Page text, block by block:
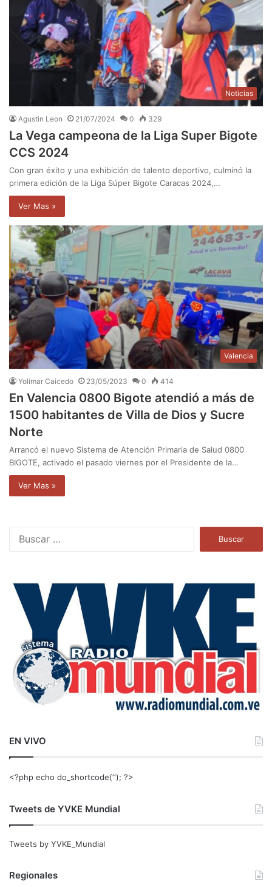
Noticias
Agustin Leon 21/07/2024 0 329
La Vega campeona de la Liga Super Bigote
CCS 2024
Con gran éxito y una exhibición de talento deportivo, culminó la
primera edición de la Liga Súper Bigote Caracas 2024,…
Ver Mas »
Valencia
Yolimar Caicedo 23/05/2023 0 414
En Valencia 0800 Bigote atendió a más de
1500 habitantes de Villa de Dios y Sucre
Norte
Arrancó el nuevo Sistema de Atención Primaria de Salud 0800
BIGOTE, activado el pasado viernes por el Presidente de la…
Ver Mas »
a
EN VIVO
<?php echo do_shortcode(‘‘); ?>
Tweets de YVKE Mundial
Tweets by YVKE_Mundial
Regionales